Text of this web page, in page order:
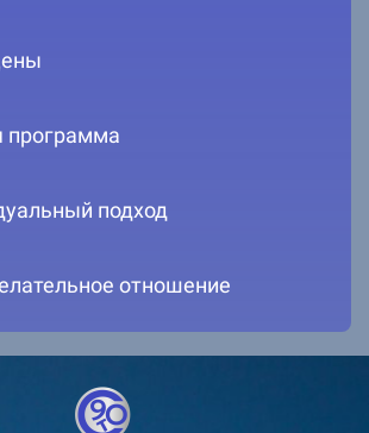
программа
подход
отношение